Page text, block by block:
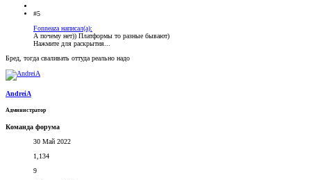
#5
Fonneaza написал(а):
А почему нет)) Платформы то разные бывают)
Нажмите для раскрытия...
Бред, тогда сваливать оттуда реально надо
AndreiA
Администратор
Команда форума
30 Май 2022
1,134
9